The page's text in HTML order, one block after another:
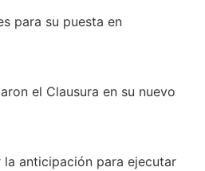
para su puesta en
el Clausura en su nuevo
anticipación para ejecutar